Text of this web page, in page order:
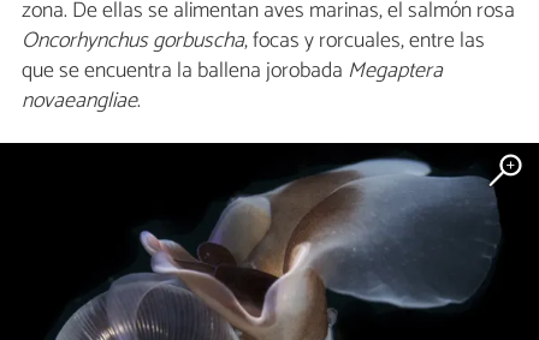
zona. De ellas se alimentan aves marinas, el salmón rosa
Oncorhynchus gorbuscha, focas y rorcuales, entre las
que se encuentra la ballena jorobada Megaptera
novaeangliae.